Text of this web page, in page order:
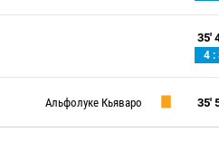
35'
4 :
Альфолуке Кьяваро 35'